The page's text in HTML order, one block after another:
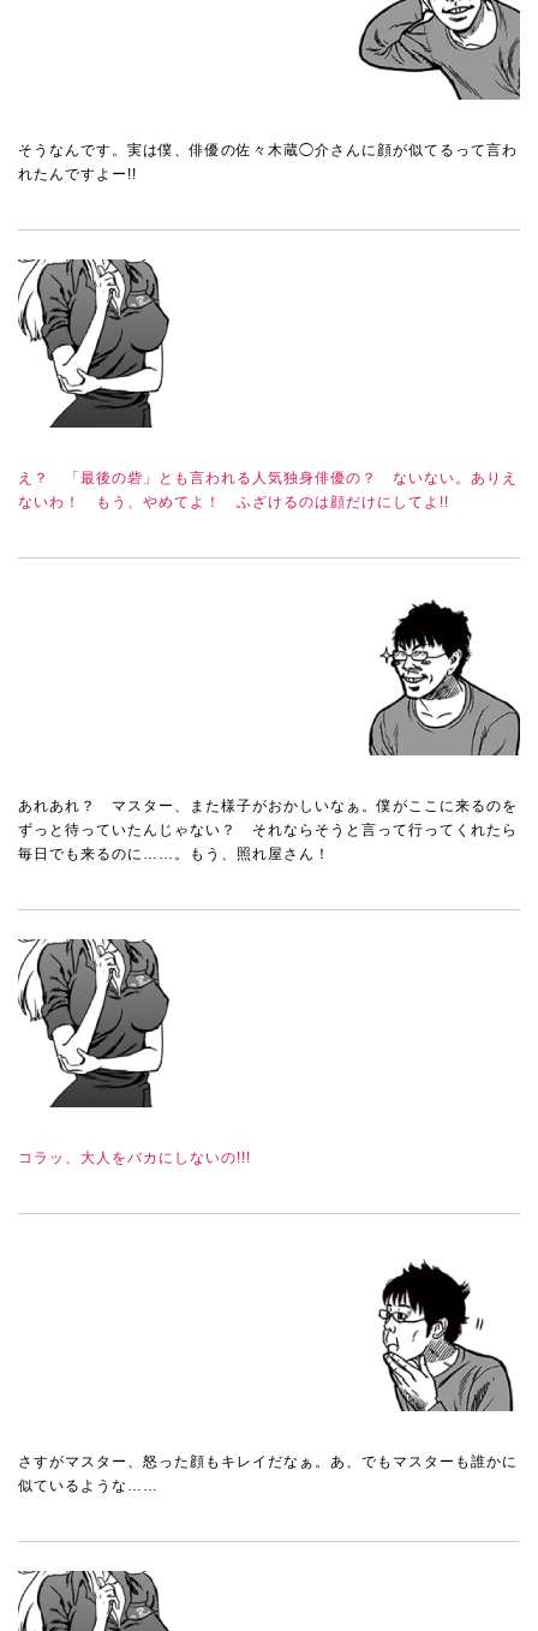
そうなんです。実は僕、俳優の佐々木蔵◯介さんに顔が似てるって言わ
れたんですよー!!
え？ 「最後の砦」とも言われる人気独身俳優の？ ないない。ありえ
ないわ！ もう、やめてよ！ ふざけるのは顔だけにしてよ!!
あれあれ？ マスター、また様子がおかしいなぁ。僕がここに来るのを
ずっと待っていたんじゃない？ それならそうと言って行ってくれたら
毎日でも来るのに……。もう、照れ屋さん！
コラッ、大人をバカにしないの!!!
さすがマスター、怒った顔もキレイだなぁ。あ、でもマスターも誰かに
似ているような……